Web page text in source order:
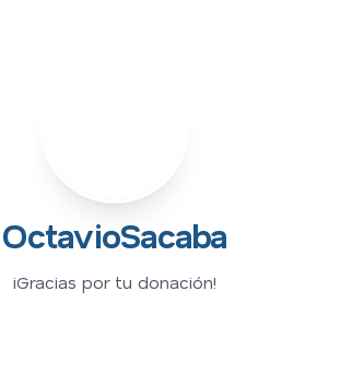
OctavioSacaba
¡Gracias por tu donación!